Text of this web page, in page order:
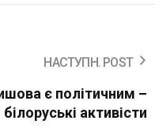
НАСТУПН. POST
є політичним –
білоруські активісти